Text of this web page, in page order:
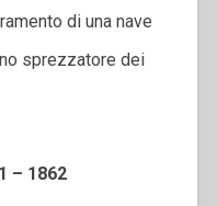
di una nave
sprezzatore dei
– 1862